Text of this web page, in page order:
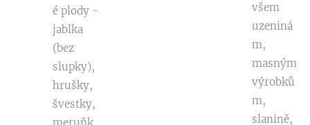
é plody -
jablka
(bez
slupky),
hrušky,
švestky,
všem
uzeniná
m,
masným
výrobků
m,
slanině,